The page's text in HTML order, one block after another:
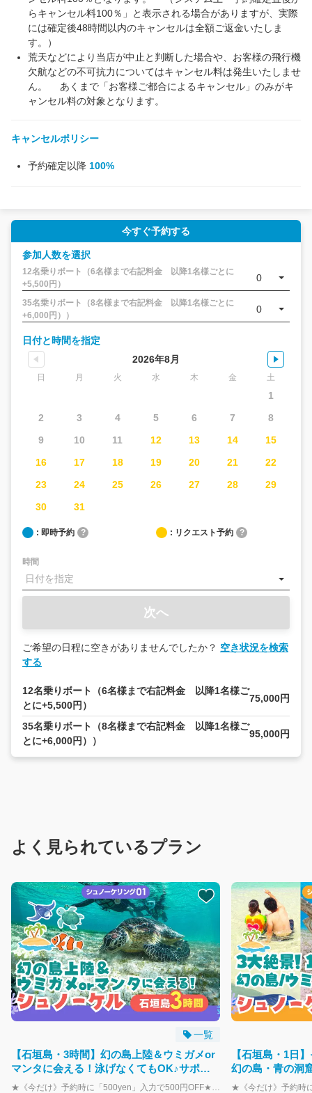
らキャンセル料100％」と表示される場合がありますが、実際
には確定後48時間以内のキャンセルは全額ご返金いたしま
す。）
荒天などにより当店が中止と判断した場合や、お客様の飛行機
欠航などの不可抗力についてはキャンセル料は発生いたしませ
ん。 あくまで「お客様ご都合によるキャンセル」のみがキ
ャンセル料の対象となります。
キャンセルポリシー
予約確定以降 100%
今すぐ予約する
参加人数を選択
12名乗りボート（6名様まで右記料金 以降1名様ごとに
+5,500円）
0
35名乗りボート（8名様まで右記料金 以降1名様ごとに
+6,000円））
0
日付と時間を指定
2026年8月
日 月 火 水 木 金 土
1
2
3 4 5 6 7
8
9
10 11 12 13 14
15
16
17 18 19 20 21
22
23
24 25 26 27 28
29
30
31
: 即時予約 ? : リクエスト予約 ?
時間
次へ
ご希望の日程に空きがありませんでしたか？ 空き状況を検索
する
12名乗りボート（6名様まで右記料金 以降1名様ご
とに+5,500円）
75,000円
35名乗りボート（8名様まで右記料金 以降1名様ご
とに+6,000円））
95,000円
よく見られているプラン
一覧
【石垣島・3時間】幻の島上陸＆ウミガメor
マンタに会える！泳げなくてもOK♪サポー
ト充実シュノーケル【GoPro無料】s01
★《今だけ》予約時に「500yen」入力で500円OFF★ 砂浜だけでできた“奇跡の無人島”幻の島に上陸し、白砂の絶景ビーチで自由なひとときを満喫！ そのあとは、ウミガメとの大接近が期待できる人気ポイントでシュノーケリングを楽しむ贅沢コース。 初心者やお子様でも安心して楽しめる設計で、SNS映えする写真もたっぷり撮れます！ ＼おすすめポイント／ 【1】ウミガメと一緒に泳げる確率90％超！ シュノーケリングポイントは“ウミガメの楽園”。 運が良ければすぐ近くで呼吸するウミガメに出会えるかも！？ インストラクターが安全にサポートします。 【2】マンタに会えたらラッキー！ 季節によって出現率は変わるけど、マンタに出会える可能性も！ レア体験を求める方にはワクワクが止まらないポイントです♪ 【3】幻の島で自由時間＆映える写真も◎ 白い砂浜に囲まれた幻想的な島に上陸。 フリータイム中は写真を撮ったり貝殻を拾ったり、自分だけの思い出作りができます。 【4】初心者＆子どもも安心のサポート体制 浮き具の貸出あり、ガイドが常に近くで見守ります。 5歳のお子さまから参加OK。泳げなくても楽しめる内容です！ 【5】GoPro無料レンタル＆プロの撮影つき！ レンタカー集合の方限定でGoProを1グループ1台無料レンタル！ さらに、スタッフが撮影した高画質な写真データは全て無料でプレゼントします。 ▶開催スケジュール（所要：約3時間） 午前便：8:00集合～11:30解散 午後便：12:30集合～16:00解散 ▶時間帯えらびのヒント 午前便 → 朝から動きたい派・午後に予定がある方に◎ 午後便 → シュノーケリングポイントが空いていることが多く、海をゆったり独占できるチャンス！ お子様連れや、のんびり楽しみたい方に特におすすめです◎ ※海況や天候によりスケジュールが変更となる場合がございます。 ※帰港時間は当日のポイント移動などで前後刷る場合がございます。 ＼幻の島＆シュノーケリングプランは7300円！／ https://book.isigakijima-diving.com/top/products/7c5e999b-4dca-5e0d-bfd0-4286c117925d?lng=ja-JP ＼更にもう1箇所追加！たっぷり遊びたい人にオススメ／ https://book.isigakijima-diving.com/top/products/55212b5c-03ea-5ce7-afe3-d14c01980ee2?lng=ja-JP
【石垣島・1日
幻の島・青の洞
トを厳選｜初心